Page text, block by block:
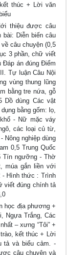
thúc + Lời văn
thiệu được câu
bài: Diễn biến câu
câu chuyện (0,5
3 phần, chữ viết
Đáp án đúng Điểm
Tự luận Câu Nội
vùng thung lũng
bằng tre nứa, gỗ
Dồ dùng Các vật
bằng gốm: lọ,
- Nữ mặc váy
các loại củ từ,
Nông nghiệp dùng
0,5 Trung Quốc
Tín ngưỡng - Thờ
múa gắn liền với
- Hình thức : Trình
viết đúng chính tả
học địa phương +
Ngựa Trắng, Các
– xưng “Tôi” +
kết thúc + Lời
tả và biểu cảm. -
câu chuyện và